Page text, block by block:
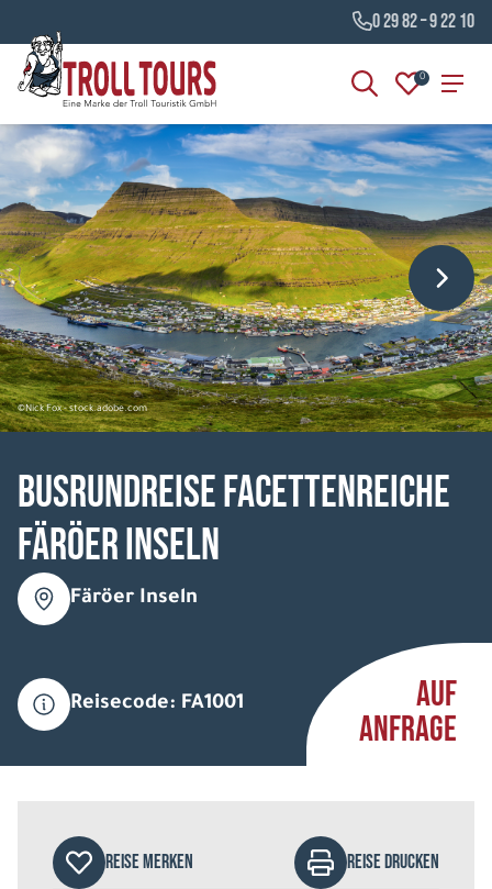
0 29 82 – 9 22 10
0
©Nick Fox - stock.adobe.com
Busrundreise Facettenreiche
Färöer Inseln
Färöer Inseln
Reisecode: FA1001
AUF
ANFRAGE
REISE MERKEN REISE DRUCKEN